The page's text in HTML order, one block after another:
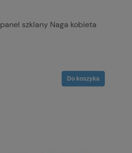
szklany Naga kobieta
Do koszyka